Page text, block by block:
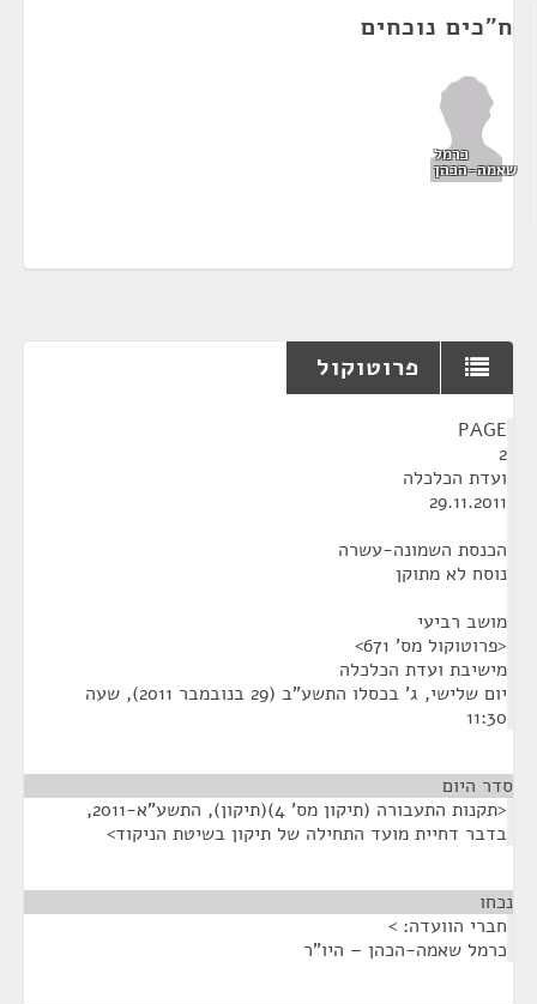
ח"כים נוכחים
כרמל
שאמה-הכהן
פרוטוקול
PAGE
2
ועדת הכלכלה
29.11.2011
הכנסת השמונה-עשרה
נוסח לא מתוקן
מושב רביעי
<פרוטוקול מס' 671>
מישיבת ועדת הכלכלה
יום שלישי, ג' בכסלו התשע"ב (29 בנובמבר 2011), שעה
11:30
סדר היום
<תקנות התעבורה (תיקון מס' 4)(תיקון), התשע"א-2011,
בדבר דחיית מועד התחילה של תיקון בשיטת הניקוד>
נכחו
חברי הוועדה: >
כרמל שאמה-הכהן – היו"ר